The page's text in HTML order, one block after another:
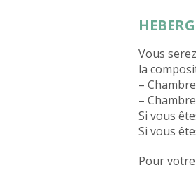
Vous
la
–
–
Si vous
Si vous
Pour